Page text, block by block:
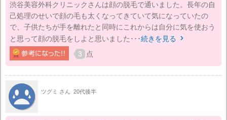
渋谷美容外科クリニックさんは顔の脱毛で通いました。長年の自
己処理のせいで顔の毛も太くなってきていて気になっていたの
で、子供たちが手を離れたと同時にこれからは自分に気を使おう
と思って顔の脱毛をしよと思いました･･･続きを見る 
3 点
ツグミ さん 20代後半